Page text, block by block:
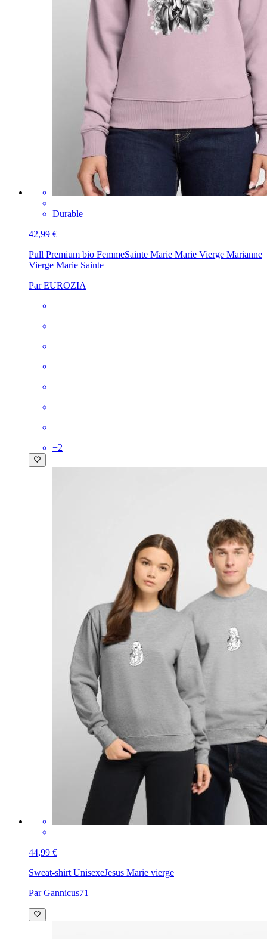
Durable
42,99 €
Pull Premium bio FemmeSainte Marie Marie Vierge Marianne
Vierge Marie Sainte
Par EUROZIA
+2
44,99 €
Sweat-shirt UnisexeJesus Marie vierge
Par Gannicus71